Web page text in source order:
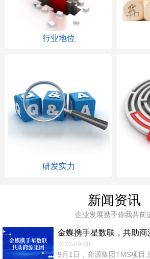
行业地位
研发实力
新闻资讯
企业发展携手你我共前
金蝶携手星数联，共助商
2023-09-08
9月1日，商源集团TMS项目